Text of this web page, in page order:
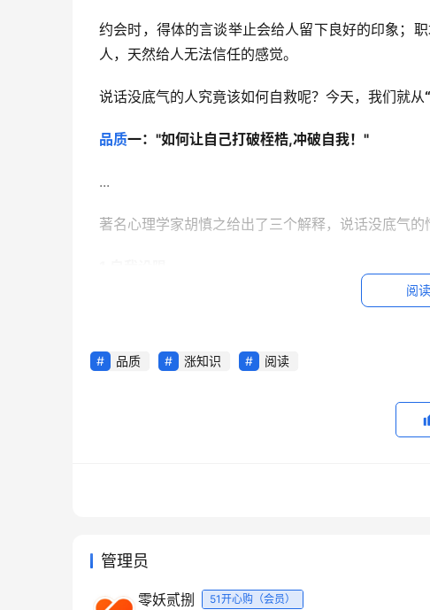
约会时，得体的言谈举止会给人留下良好的印象；
人，天然给人无法信任的感觉。
说话没底气的人究竟该如何自救呢？今天，我们就从
品质一： "如何让自己打破桎梏,冲破自我！"
...
著名心理学家胡慎之给出了三个解释，说话没底气的
在开口之前，他就已经把自己设定为一个糟糕的表
2.内心陷入对权威者认同的状态
一个人在成长过程中总是遭受到老师、父母等的责
那么如何来一次霸气外露的对话呢？
阅
品质 涨知识 阅读
管理员
零妖贰捌 51开心购（会员）